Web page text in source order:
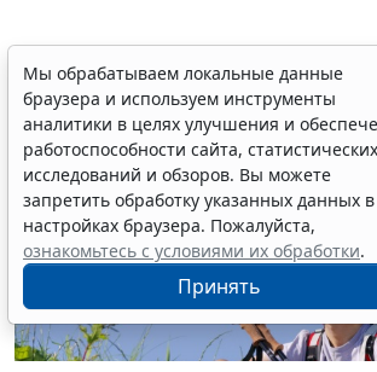
В РФ урегулировали
использования с/х
сельского туризма
7 августа 2026 16:18
Мы обрабатываем локальные данные
браузера и используем инструменты
аналитики в целях улучшения и
работоспособности сайта, статистических
исследований и обзоров. Вы можете
запретить обработку указанных данных в
настройках браузера. Пожалуйста,
ознакомьтесь с условиями их обработки.
Принять